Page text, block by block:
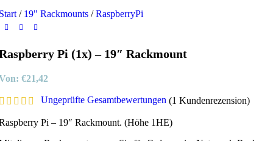
/ 19" Rackmounts / RaspberryPi
Pi (1x) – 19″ Rackmount
€21,42
Ungeprüfte Gesamtbewertungen (1 Kundenrezension)
Pi – 19″ Rackmount. (Höhe 1HE)